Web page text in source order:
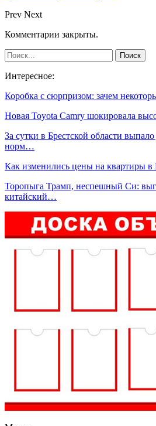
Prev Next
Комментарии закрыты.
Интересное:
Коробка с сюрпризом: зачем
Новая Toyota Camry шокировала
За сутки в Брестской области
норм…
Как изменились цены на квартиры в
Торопыга Трамп, неспешный Си:
китайский…